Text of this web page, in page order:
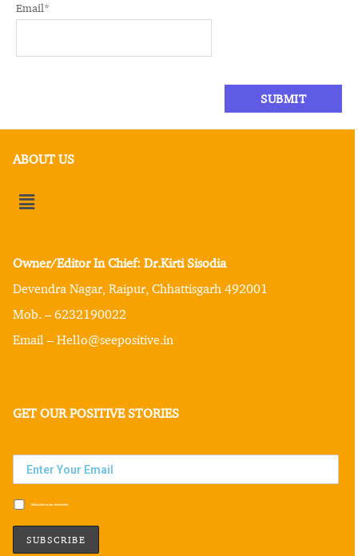
Email*
ABOUT US
Owner/Editor In Chief: Dr.Kirti Sisodia
Devendra Nagar, Raipur, Chhattisgarh 492001
Mob. – 6232190022
Email – Hello@seepositive.in
GET OUR POSITIVE STORIES
Subscribe to our newsletter